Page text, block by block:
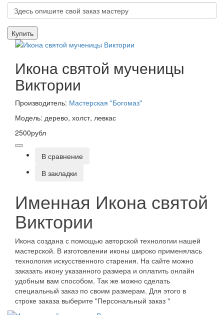
Купить
Икона святой мученицы
Виктории
Производитель: Мастерская "Богомаз"
Модель: дерево, холст, левкас
2500рубл
В сравнение
В закладки
Именная Икона святой
Виктории
Икона создана с помощью авторской технологии нашей
мастерской. В изготовлении иконы широко применялась
технология искусственного старения. На сайте можно
заказать икону указанного размера и оплатить онлайн
удобным вам способом. Так же можно сделать
специальный заказ по своим размерам. Для этого в
строке заказа выберите "Персональный заказ "